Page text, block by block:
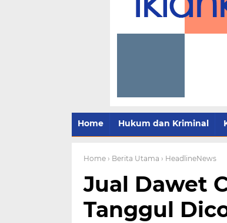
Home Hukum dan Kriminal
Home › Berita Utama › HeadlineNews
Jual Dawet
Tanggul